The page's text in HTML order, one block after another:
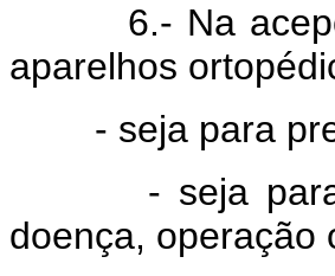
6.- Na
aparelhos
- seja para
- seja para
doença, operação